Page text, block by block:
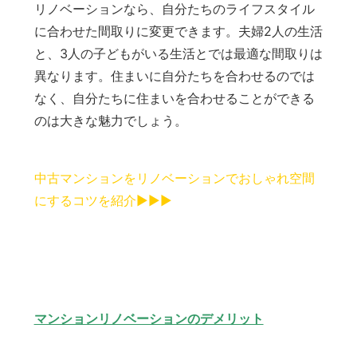
リノベーションなら、自分たちのライフスタイル
に合わせた間取りに変更できます。夫婦2人の生活
と、3人の子どもがいる生活とでは最適な間取りは
異なります。住まいに自分たちを合わせるのでは
なく、自分たちに住まいを合わせることができる
のは大きな魅力でしょう。
中古マンションをリノベーションでおしゃれ空間
にするコツを紹介▶︎▶︎▶︎
マンションリノベーションのデメリット